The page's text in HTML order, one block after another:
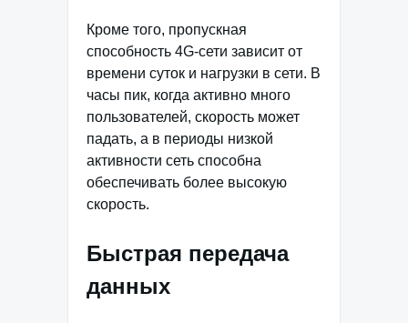
Кроме того, пропускная
способность 4G-сети зависит от
времени суток и нагрузки в сети. В
часы пик, когда активно много
пользователей, скорость может
падать, а в периоды низкой
активности сеть способна
обеспечивать более высокую
скорость.
Быстрая передача
данных